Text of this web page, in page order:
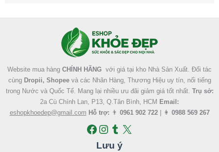
Website mua hàng CHÍNH HÃNG với giá tại kho Nhà Sản Xuất. Đối tác
cùng Dropii, Shopeevà các Nhãn Hàng, Thương Hiệu uy tín, nổi tiếng
trong Nước và Quốc Tế. Mang lại nhiều ưu đãi giảm giá tốt nhất. Trụ sở:
2a Cù Chính Lan, P13, Q.Tân Bình, HCM Email:
eshopkhoedep@gmail.com Hỗ trợ: 👨 0961 902 722| 👩 0988 569 267
Lưu ý